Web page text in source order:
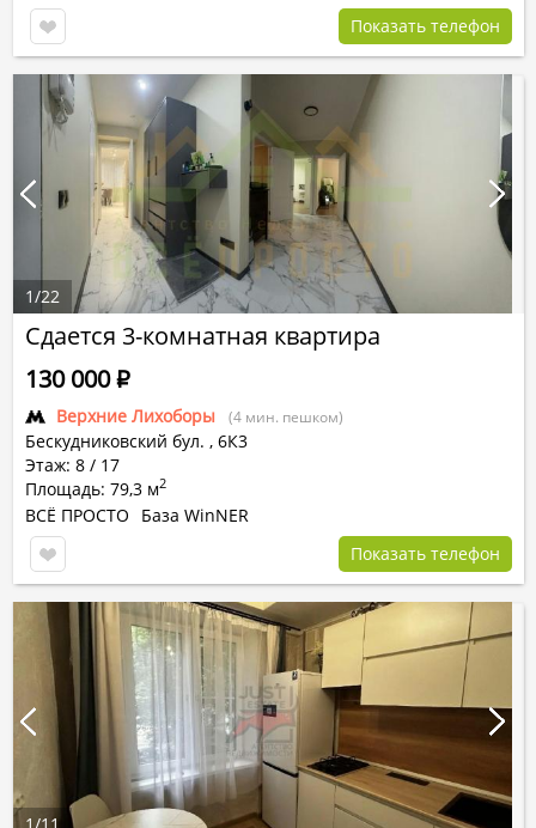
Показать телефон
Сдается 3-комнатная квартира
Верхние Лихоборы (4 мин. пешком)
Бескудниковский бул. , 6К3
Этаж: 8 / 17
Площадь: 79,3 м2
130 000Р
ВСЁ ПРОСТО
База WinNER
Показать телефон
1/22